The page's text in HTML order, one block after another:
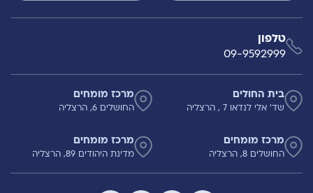
טלפון
09-9592999
בית החולים
שד' אלי לנדאו 7 , הרצליה
מרכז מומחים
החושלים 6, הרצליה
מרכז מומחים
החושלים 8, הרצליה
מרכז מומחים
מדינת היהודים 89, הרצליה